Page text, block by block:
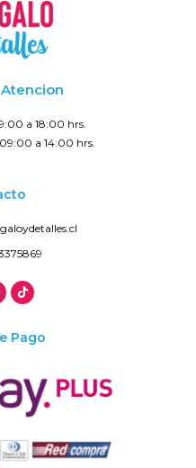
a 18:00 hrs.
a 14:00 hrs.
Pago